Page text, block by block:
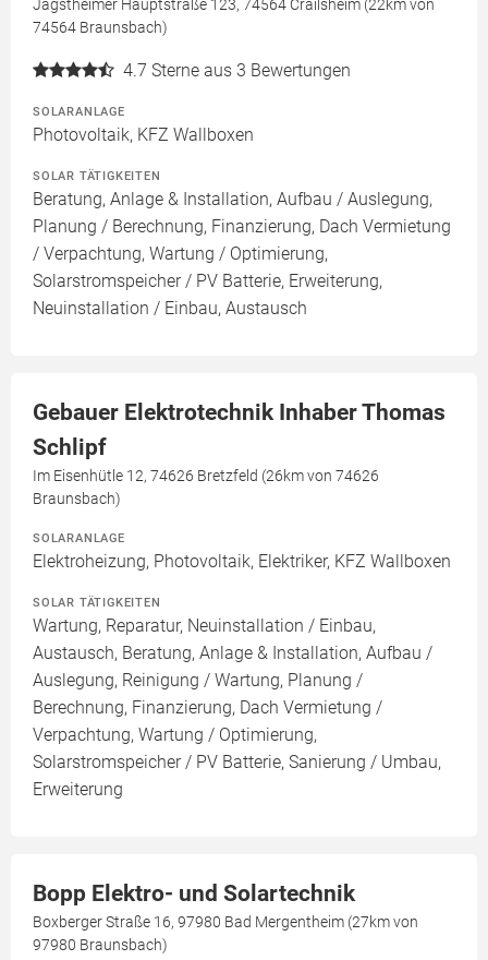
Jagstheimer Hauptstraße 123, 74564 Crailsheim (22km von
74564 Braunsbach)
4.7 Sterne aus 3 Bewertungen
SOLARANLAGE
Photovoltaik, KFZ Wallboxen
SOLAR TÄTIGKEITEN
Beratung, Anlage & Installation, Aufbau / Auslegung,
Planung / Berechnung, Finanzierung, Dach Vermietung
/ Verpachtung, Wartung / Optimierung,
Solarstromspeicher / PV Batterie, Erweiterung,
Neuinstallation / Einbau, Austausch
Gebauer Elektrotechnik Inhaber Thomas
Schlipf
Im Eisenhütle 12, 74626 Bretzfeld (26km von 74626
Braunsbach)
SOLARANLAGE
Elektroheizung, Photovoltaik, Elektriker, KFZ Wallboxen
SOLAR TÄTIGKEITEN
Wartung, Reparatur, Neuinstallation / Einbau,
Austausch, Beratung, Anlage & Installation, Aufbau /
Auslegung, Reinigung / Wartung, Planung /
Berechnung, Finanzierung, Dach Vermietung /
Verpachtung, Wartung / Optimierung,
Solarstromspeicher / PV Batterie, Sanierung / Umbau,
Erweiterung
Bopp Elektro- und Solartechnik
Boxberger Straße 16, 97980 Bad Mergentheim (27km von
97980 Braunsbach)